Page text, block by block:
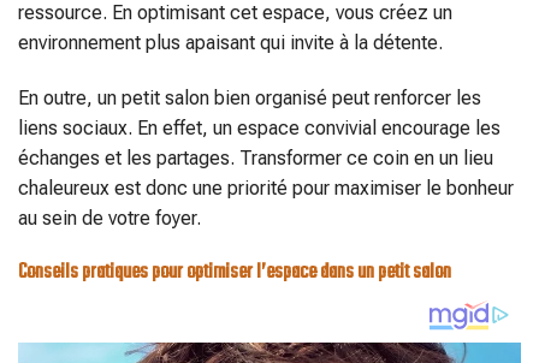
ressource. En optimisant cet espace, vous créez un
environnement plus apaisant qui invite à la détente.
En outre, un petit salon bien organisé peut renforcer les
liens sociaux. En effet, un espace convivial encourage les
échanges et les partages. Transformer ce coin en un lieu
chaleureux est donc une priorité pour maximiser le bonheur
au sein de votre foyer.
Conseils pratiques pour optimiser l’espace dans un petit salon